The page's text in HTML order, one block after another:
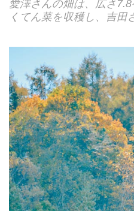
愛澤さんの畑は、広さ
くてん菜を収穫し、吉田